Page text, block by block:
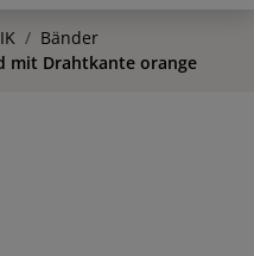
Bänder
mit Drahtkante orange